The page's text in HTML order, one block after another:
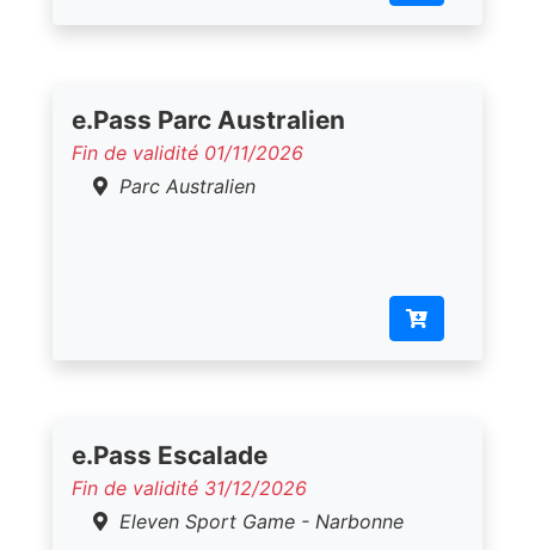
e.Pass Parc Australien
Fin de validité 01/11/2026
Parc Australien
e.Pass Escalade
Fin de validité 31/12/2026
Eleven Sport Game - Narbonne